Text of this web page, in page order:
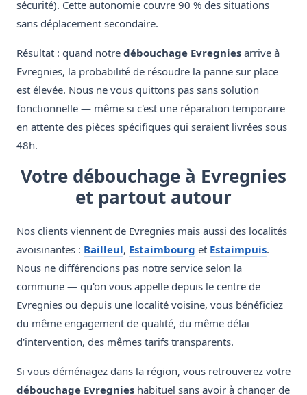
sécurité). Cette autonomie couvre 90 % des situations
sans déplacement secondaire.
Résultat : quand notre débouchage Evregnies arrive à
Evregnies, la probabilité de résoudre la panne sur place
est élevée. Nous ne vous quittons pas sans solution
fonctionnelle — même si c'est une réparation temporaire
en attente des pièces spécifiques qui seraient livrées sous
48h.
Votre débouchage à Evregnies
et partout autour
Nos clients viennent de Evregnies mais aussi des localités
avoisinantes : Bailleul, Estaimbourg et Estaimpuis.
Nous ne différencions pas notre service selon la
commune — qu'on vous appelle depuis le centre de
Evregnies ou depuis une localité voisine, vous bénéficiez
du même engagement de qualité, du même délai
d'intervention, des mêmes tarifs transparents.
Si vous déménagez dans la région, vous retrouverez votre
débouchage Evregnies habituel sans avoir à changer de